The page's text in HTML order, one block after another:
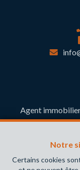
Notre
Certains cookies
Agent
Belgique-
(+32 2 505